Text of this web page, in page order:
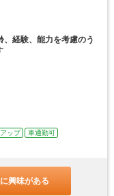
経験、能力を考慮のう
ップ
車通勤可
興味がある